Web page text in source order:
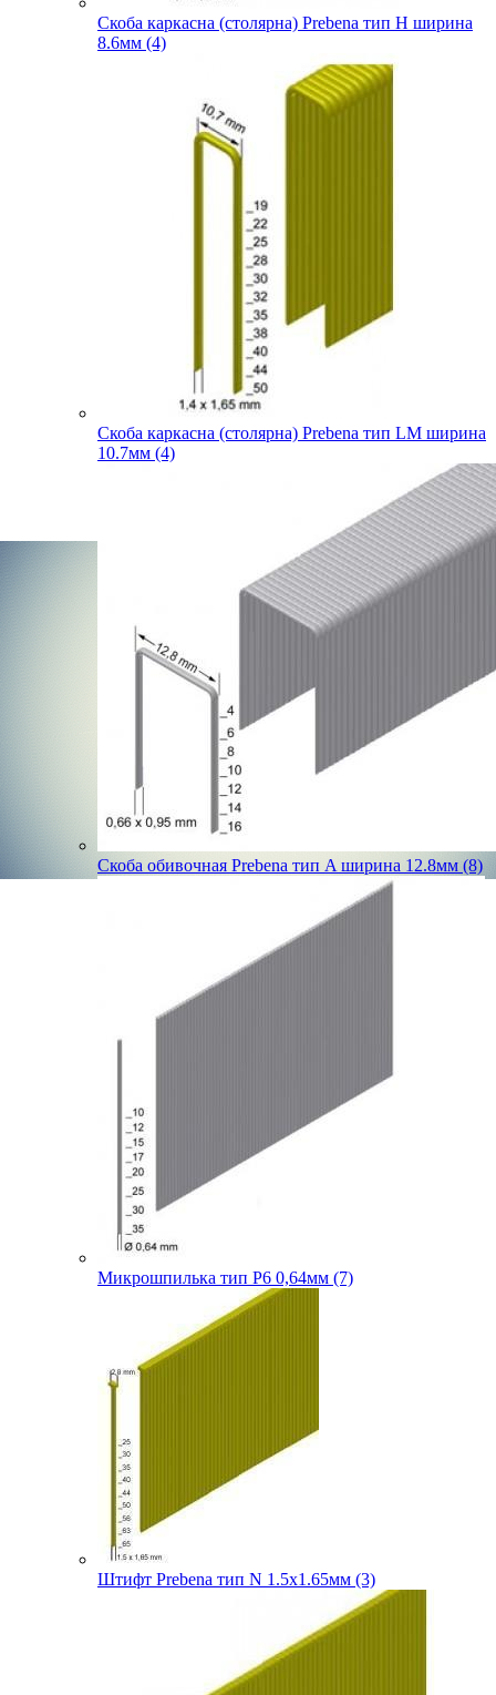
Скоба каркасна (столярна) Prebena тип H ширина
8.6мм (4)
Скоба каркасна (столярна) Prebena тип LM ширина
10.7мм (4)
Скоба обивочная Prebena тип A ширина 12.8мм (8)
Микрошпилька тип P6 0,64мм (7)
Штифт Prebena тип N 1.5х1.65мм (3)